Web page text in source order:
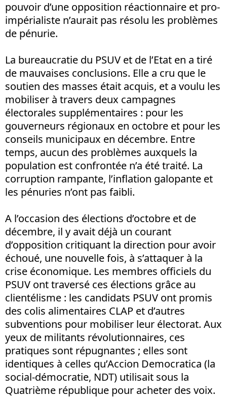
pouvoir d’une opposition réactionnaire et pro-
impérialiste n’aurait pas résolu les problèmes
de pénurie.
La bureaucratie du PSUV et de l’Etat en a tiré
de mauvaises conclusions. Elle a cru que le
soutien des masses était acquis, et a voulu les
mobiliser à travers deux campagnes
électorales supplémentaires : pour les
gouverneurs régionaux en octobre et pour les
conseils municipaux en décembre. Entre
temps, aucun des problèmes auxquels la
population est confrontée n’a été traité. La
corruption rampante, l’inflation galopante et
les pénuries n’ont pas faibli.
A l’occasion des élections d’octobre et de
décembre, il y avait déjà un courant
d’opposition critiquant la direction pour avoir
échoué, une nouvelle fois, à s’attaquer à la
crise économique. Les membres officiels du
PSUV ont traversé ces élections grâce au
clientélisme : les candidats PSUV ont promis
des colis alimentaires CLAP et d’autres
subventions pour mobiliser leur électorat. Aux
yeux de militants révolutionnaires, ces
pratiques sont répugnantes ; elles sont
identiques à celles qu’Accion Democratica (la
social-démocratie, NDT) utilisait sous la
Quatrième république pour acheter des voix.